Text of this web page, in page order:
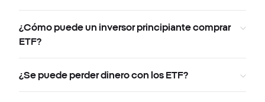
¿Cómo puede un inversor principiante comprar
ETF?
¿Se puede perder dinero con los ETF?